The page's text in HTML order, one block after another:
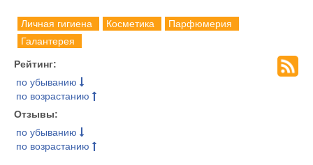
Личная гигиена Косметика
Парфюмерия
Галантерея
Рейтинг:
по убыванию
по возрастанию
Отзывы:
по убыванию
по возрастанию